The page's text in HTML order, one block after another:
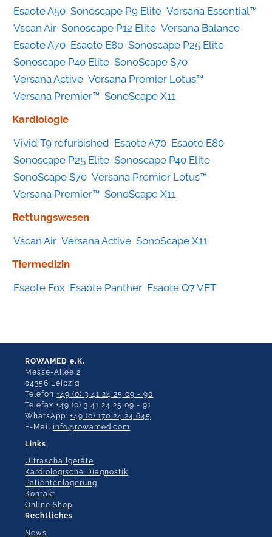
Esaote A50 Sonoscape P9 Elite Versana Essential™
Vscan Air Sonoscape P12 Elite Versana Balance
Esaote A70 Esaote E80 Sonoscape P25 Elite
Sonoscape P40 Elite SonoScape S70
Versana Active Versana Premier Lotus™
Versana Premier™ SonoScape X11
Kardiologie
Vivid T9 refurbished Esaote A70 Esaote E80
Sonoscape P25 Elite Sonoscape P40 Elite
SonoScape S70 Versana Premier Lotus™
Versana Premier™ SonoScape X11
Rettungswesen
Vscan Air Versana Active SonoScape X11
Tiermedizin
Esaote Fox Esaote Panther Esaote Q7 VET
Links
Ultraschallgeräte
Kardiologische Diagnostik
Patientenlagerung
Kontakt
Online Shop
Rechtliches
News
ROWAMED e.K.
Messe-Allee 2
04356 Leipzig
Telefon+49 (0) 3 41 24 25 09 - 90
Telefax +49 (0) 3 41 24 25 09 - 91
WhatsApp:+49 (0) 170 24 24 645
E-Mail info@rowamed.com